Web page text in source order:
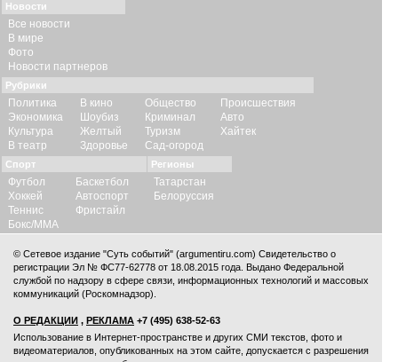
Новости
Все новости
В мире
Фото
Новости партнеров
Рубрики
Политика
Экономика
Культура
В театр
В кино
Шоубиз
Желтый
Здоровье
Общество
Криминал
Туризм
Сад-огород
Происшествия
Авто
Хайтек
Спорт
Футбол
Хоккей
Теннис
Бокс/ММА
Баскетбол
Автоспорт
Фристайл
Регионы
Татарстан
Белоруссия
© Сетевое издание "Суть событий" (argumentiru.com) Свидетельство о
регистрации Эл № ФС77-62778 от 18.08.2015 года. Выдано Федеральной
службой по надзору в сфере связи, информационных технологий и массовых
коммуникаций (Роскомнадзор).
О РЕДАКЦИИ , РЕКЛАМА +7 (495) 638-52-63
Использование в Интернет-пространстве и других СМИ текстов, фото и
видеоматериалов, опубликованных на этом сайте, допускается с разрешения